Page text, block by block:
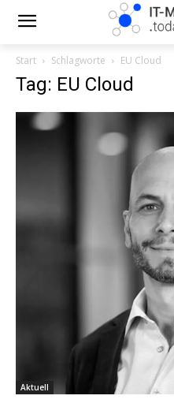
Start Schlagworte EU Cloud
Tag: EU Cloud
Aktuell